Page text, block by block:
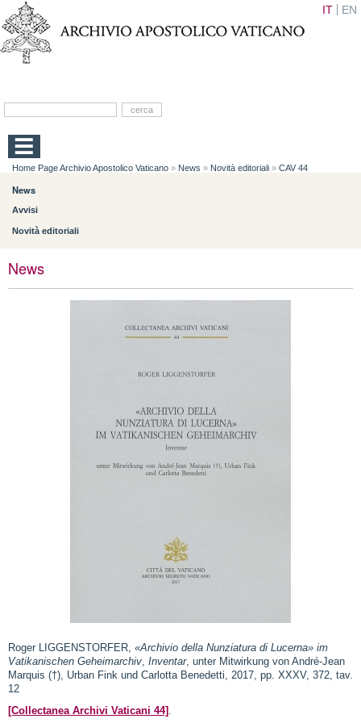
IT EN
Home Page Archivio Apostolico Vaticano » News » Novità editoriali » CAV 44
News
Avvisi
Novità editoriali
News
Roger LIGGENSTORFER, «Archivio della Nunziatura di Lucerna» im
Vatikanischen Geheimarchiv, Inventar, unter Mitwirkung von André-Jean
Marquis (†), Urban Fink und Carlotta Benedetti, 2017, pp. XXXV, 372, tav.
12
[Collectanea Archivi Vaticani 44] .